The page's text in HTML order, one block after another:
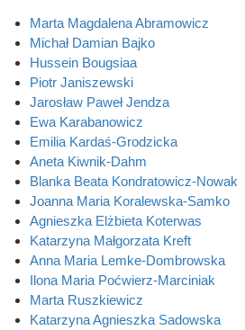
Marta Magdalena Abramowicz
Michał Damian Bajko
Hussein Bougsiaa
Piotr Janiszewski
Jarosław Paweł Jendza
Ewa Karabanowicz
Emilia Kardaś-Grodzicka
Aneta Kiwnik-Dahm
Blanka Beata Kondratowicz-Nowak
Joanna Maria Koralewska-Samko
Agnieszka Elżbieta Koterwas
Katarzyna Małgorzata Kreft
Anna Maria Lemke-Dombrowska
Ilona Maria Poćwierz-Marciniak
Marta Ruszkiewicz
Katarzyna Agnieszka Sadowska